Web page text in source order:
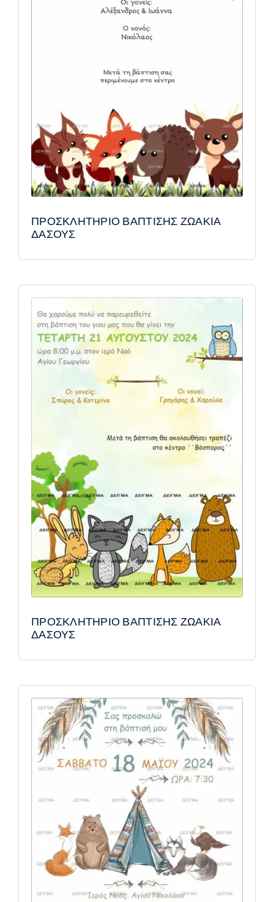
ΠΡΟΣΚΛΗΤΗΡΙΟ ΒΑΠΤΙΣΗΣ ΖΩΑΚΙΑ
ΔΑΣΟΥΣ
ΠΡΟΣΚΛΗΤΗΡΙΟ ΒΑΠΤΙΣΗΣ ΖΩΑΚΙΑ
ΔΑΣΟΥΣ